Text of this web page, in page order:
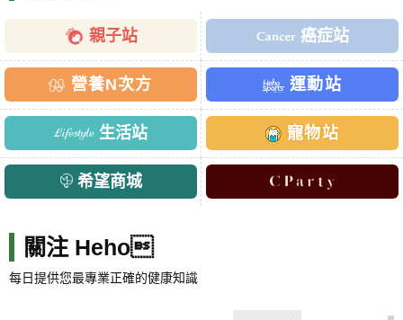
親子站 癌症站
營養N次方 運動站
生活站 寵物站
希望商城
關注 Heho
每日提供您最專業正確的健康知識